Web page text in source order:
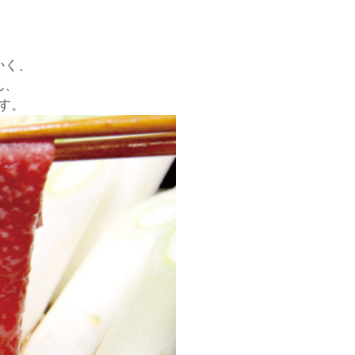
、
。